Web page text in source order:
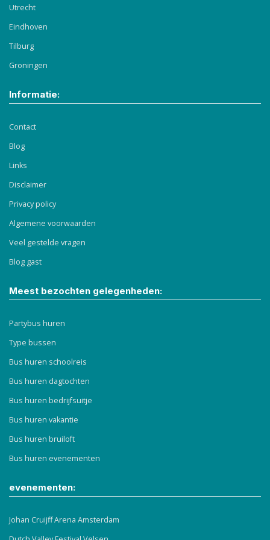
Utrecht
Eindhoven
Tilburg
Groningen
Informatie:
Contact
Blog
Links
Disclaimer
Privacy policy
Algemene voorwaarden
Veel gestelde vragen
Blog gast
Meest bezochten gelegenheden:
Partybus huren
Type bussen
Bus huren schoolreis
Bus huren dagtochten
Bus huren bedrijfsuitje
Bus huren vakantie
Bus huren bruiloft
Bus huren evenementen
evenementen:
Johan Cruijff Arena Amsterdam